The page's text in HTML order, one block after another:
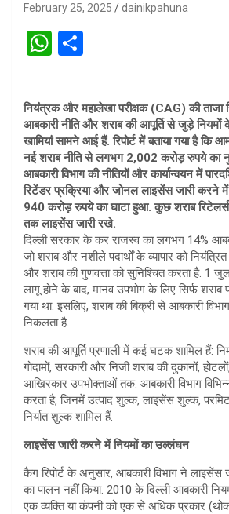
February 25, 2025 dainikpahuna
W
at
s
A
p
p
ar
e
नियंत्रक और महालेखा परीक्षक (CAG) की ताजा
आबकारी नीति और शराब की आपूर्ति से जुड़े नियमों
खामियां सामने आई हैं. रिपोर्ट में बताया गया है कि
नई शराब नीति से लगभग 2,002 करोड़ रुपये
आबकारी विभाग की नीतियों और कार्यान्वयन में
रिटेंडर प्रक्रिया और जोनल लाइसेंस जारी
940 करोड़ रुपये का घाटा हुआ. कुछ शराब रिटेलर्स
तक लाइसेंस जारी रखे.
दिल्ली सरकार के कर राजस्व का लगभग 14%
जो शराब और नशीले पदार्थों के व्यापार को
और शराब की गुणवत्ता को सुनिश्चित करता है. 1
लागू होने के बाद, मानव उपभोग के लिए सिर्फ शराब
गया था. इसलिए, शराब की बिक्री से आबकारी
निकलता है.
शराब की आपूर्ति प्रणाली में कई घटक शामिल हैं:
गोदामों, सरकारी और निजी शराब की दुकानों,
आखिरकार उपभोक्ताओं तक. आबकारी विभाग
करता है, जिनमें उत्पाद शुल्क, लाइसेंस शुल्क,
निर्यात शुल्क शामिल हैं.
लाइसेंस जारी करने में नियमों का उल्लंघन
कैग रिपोर्ट के अनुसार, आबकारी विभाग ने लाइसेंस
का पालन नहीं किया. 2010 के दिल्ली आबकारी
एक व्यक्ति या कंपनी को एक से अधिक प्रकार